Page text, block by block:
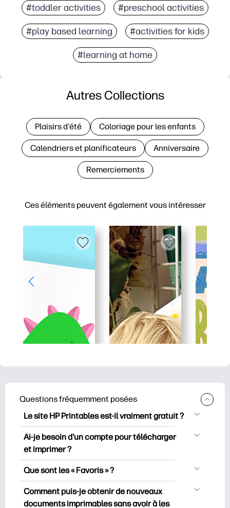
#toddler activities #preschool activities
#play based learning #activities for kids
#learning at home
Ces éléments peuvent également vous intéresser
Autres Collections
Plaisirs d'été Coloriage pour les enfants
Calendriers et planificateurs Anniversaire
Remerciements
Questions fréquemment posées
Le site HP Printables est-il vraiment gratuit ?
HP Printables propose plus de 2500
documents imprimables gratuits à
télécharger et à imprimer. Découvrez
des pages de coloriage populaires, des
fiches d’apprentissage ludiques, des
activités de bricolage, des cartes pour
Ai-je besoin d'un compte pour télécharger
et imprimer ?
Vous pouvez explorer et imprimer sans
connectant, vous pouvez enregistrer vos
documents imprimables préférés et les
Que sont les « Favoris » ?
Les favoris sont votre réserve
personnelle de documents imprimables
Comment puis-je obtenir de nouveaux
documents imprimables sans avoir à les